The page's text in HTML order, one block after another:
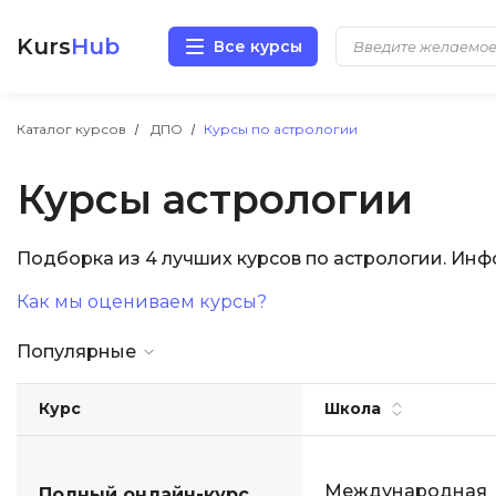
KursHub Все курсы
Каталог курсов ДПО Курсы по астрологии
Курсы астрологии
Подборка из 4 лучших курсов по астрологии.
Как мы оцениваем курсы?
Популярные
Курс Школа
Международная
Разработка
Маркетинг
Аналитика
Иностранные языки